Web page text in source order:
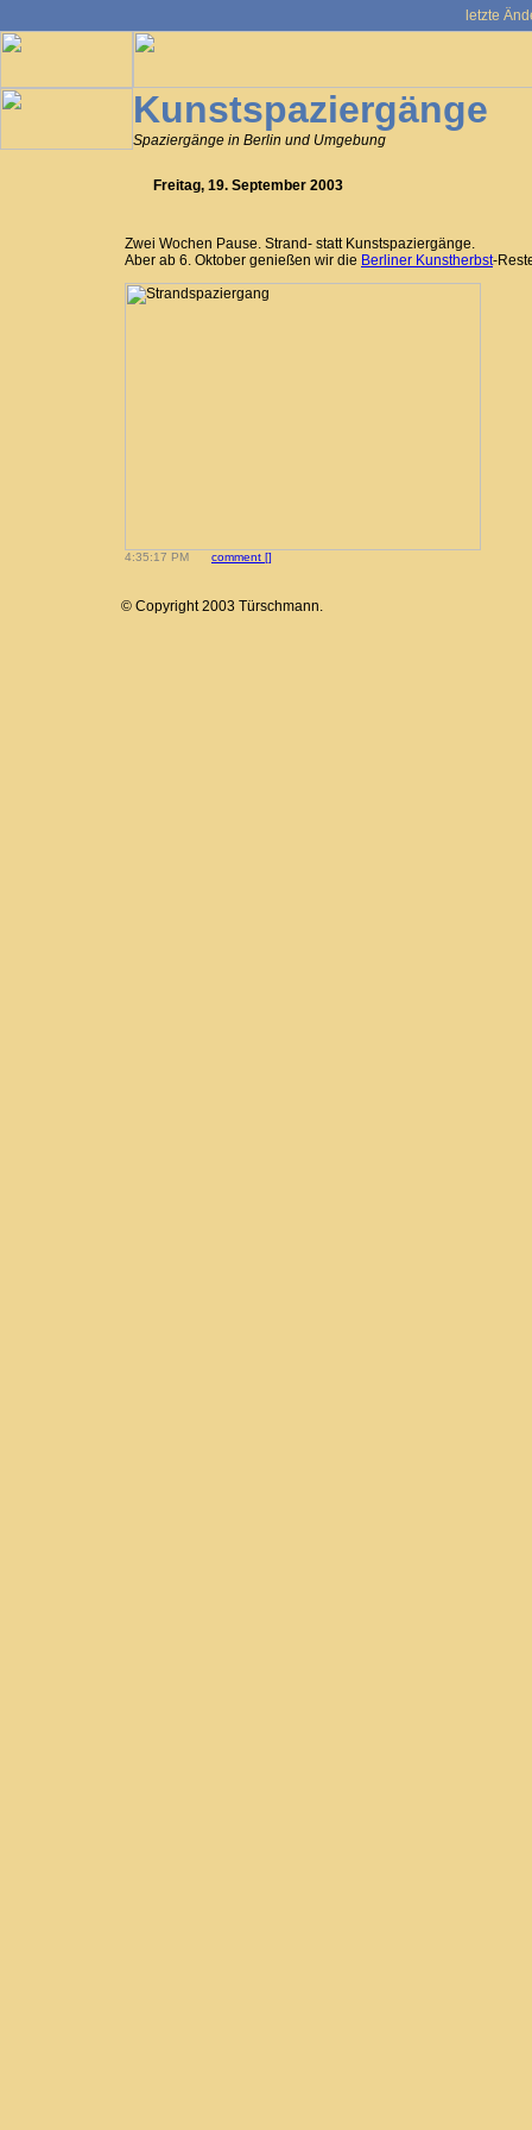
letzte
Kunstspaziergänge
Spaziergänge in Berlin und Umgebung
Freitag, 19. September 2003
Zwei Wochen Pause. Strand- statt Kunstspaziergänge.
Aber ab 6. Oktober genießen wir die Berliner Kunstherbst-
4:35:17 PM comment []
© Copyright 2003 Türschmann.